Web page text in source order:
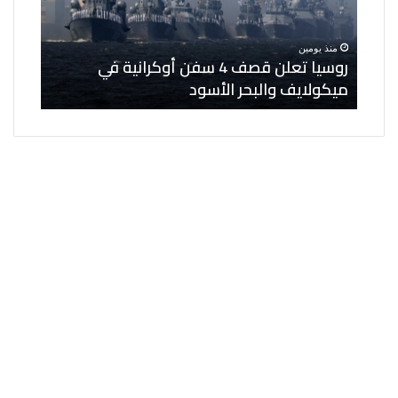
أوكرانية
ميكولايف
والبحر
الأسود
منذ يومين
روسيا تعلن قصف 4 سفن أوكرانية في
ميكولايف والبحر الأسود